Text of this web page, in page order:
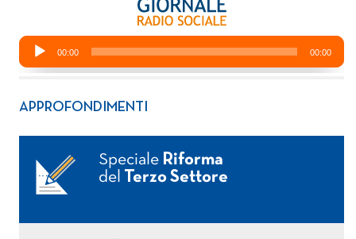
APPROFONDIMENTI
Speciale Riforma
del
Terzo Settore